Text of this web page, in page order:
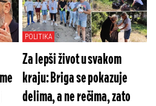
(FOTO/VIDEO)
POLITIKA
Za lepši život u svakom
kraju: Briga se pokazuje
delima, a ne rečima, zato